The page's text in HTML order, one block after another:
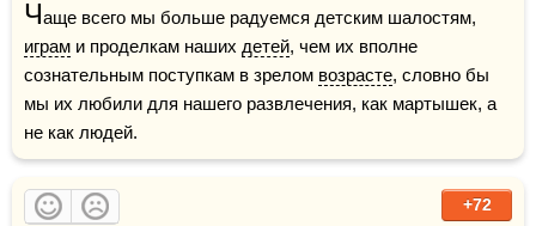
Ч
играм и проделкам наших детей, чем их вполне
сознательным поступкам в зрелом возрасте, словно бы
мы их любили для нашего развлечения, как мартышек, а
не как людей.
+72